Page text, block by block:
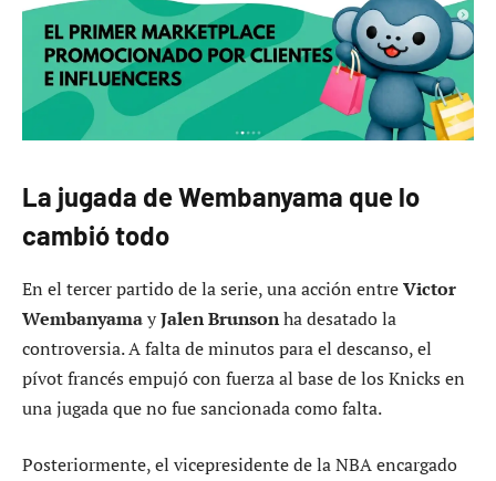
La jugada de Wembanyama que lo
cambió todo
En el tercer partido de la serie, una acción entreVictor
WembanyamayJalen Brunsonha desatado la
controversia. A falta de minutos para el descanso, el
pívot francés empujó con fuerza al base de los Knicks en
una jugada que no fue sancionada como falta.
Posteriormente, el vicepresidente de la NBA encargado